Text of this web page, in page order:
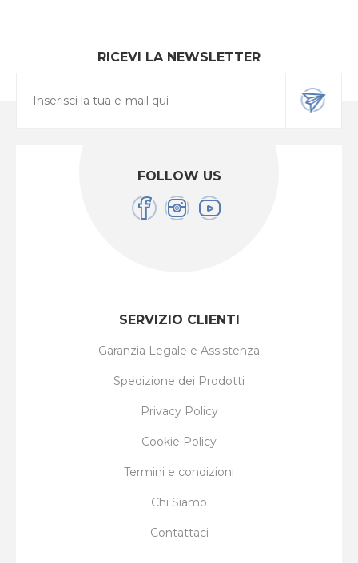
RICEVI LA NEWSLETTER
FOLLOW US
SERVIZIO CLIENTI
Garanzia Legale e Assistenza
Spedizione dei Prodotti
Privacy Policy
Cookie Policy
Termini e condizioni
Chi Siamo
Contattaci